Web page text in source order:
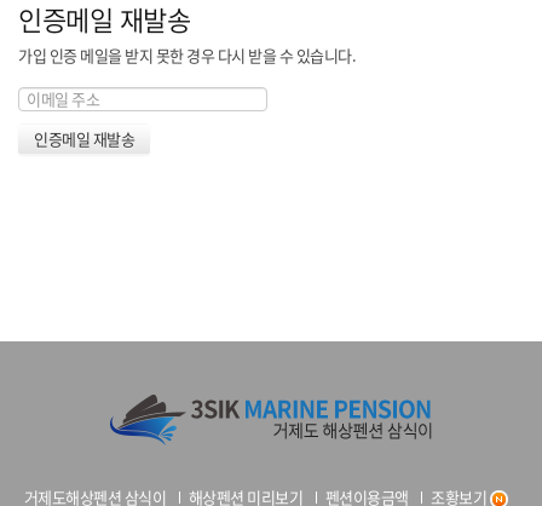
인증메일 재발송
가입 인증 메일을 받지 못한 경우 다시 받을 수 있습니다.
거제도해상펜션 삼식이 해상펜션 미리보기 펜션이용금액 조황보기